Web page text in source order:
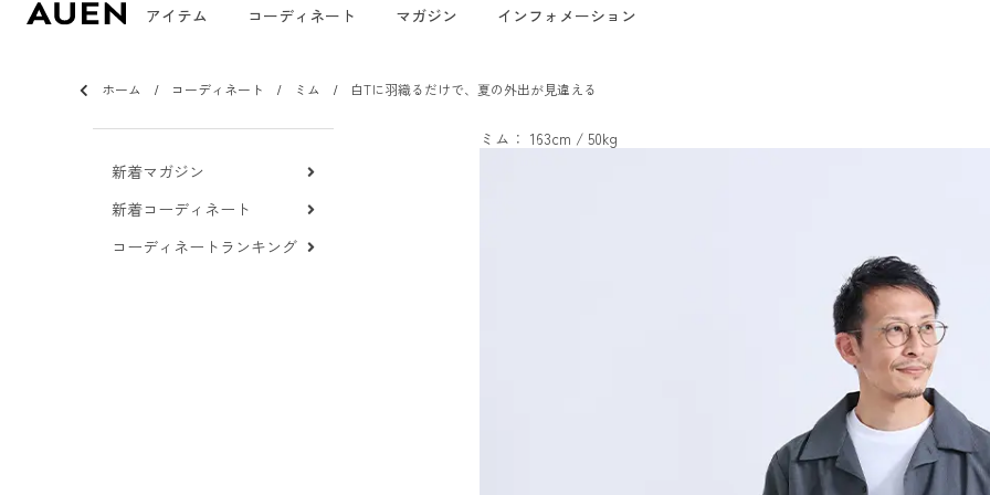
アイテム コーディネート マガジン インフォメーション
ホーム コーディネート ミム 白Tに羽織るだけで、夏の外出が見違える
新着マガジン
新着コーディネート
コーディネートランキング
ミム： 163cm / 50kg